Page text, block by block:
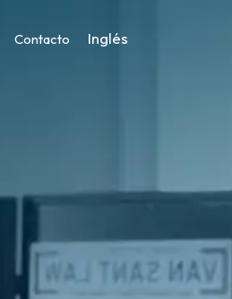
Contacto Inglés